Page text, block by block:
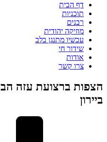
דף הבית
תוכניות
רבנים
מוזיקה יהודית
עכשיו מתנגן בלב
שידור חי
אודות
צרו קשר
הצפות ברצועת עזה
ביירון